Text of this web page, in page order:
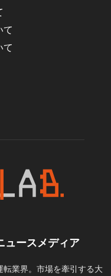
て
て
ュースメディア
業界。市場を牽引する大